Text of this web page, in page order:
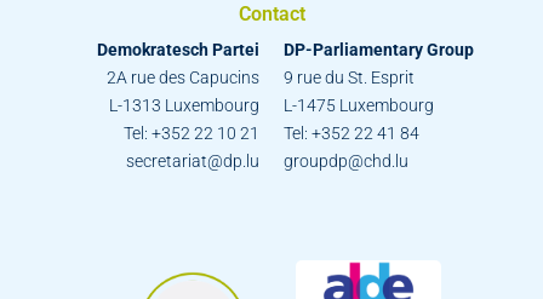
Contact
Demokratesch Partei
2A rue des Capucins
L-1313 Luxembourg
Tel: +352 22 10 21
secretariat@dp.lu
DP-Parliamentary Group
9 rue du St. Esprit
L-1475 Luxembourg
Tel: +352 22 41 84
groupdp@chd.lu